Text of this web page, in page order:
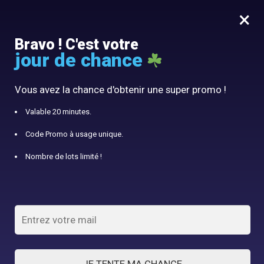
0
10% offert avec le code panier10
×
Bravo ! C'est votre
jour de chance
Vous avez la chance d'obtenir une super promo !
Valable 20 minutes.
Code Promo à usage unique.
Nombre de lots limité !